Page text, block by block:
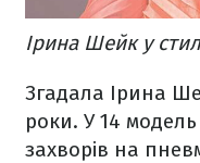
Ірина Шейк у
Згадала Ірина
роки. У 14
захворів на